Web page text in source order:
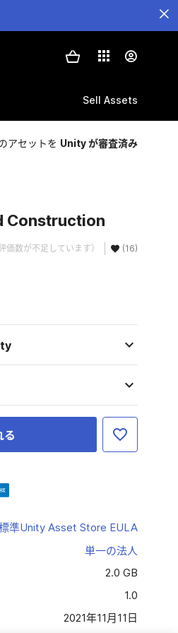
Sell Assets
アセットを Unity が審査済み
Construction
評価数が不足しています） (16)
る
準Unity Asset Store EULA
単一の法人
2.0 GB
1.0
2021年11月11日